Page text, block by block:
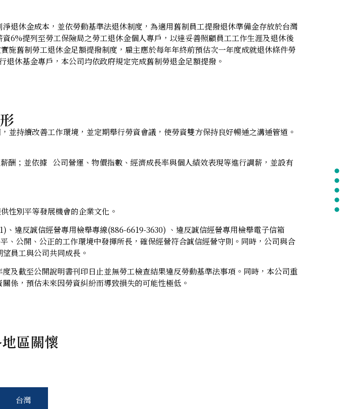
退休金成本，並依勞動基準法退休制度，為適用舊制員工提撥退休準備金存放於台灣
6%提列至勞工保險局之勞工退休金個人專戶，以達妥善照顧員工工作生涯及退休後
舊制勞工退休金足額提撥制度，雇主應於每年年終前預估次一年度成就退休條件勞
休基金專戶，本公司均依政府規定完成舊制勞退金足額提撥。
持續改善工作環境，並定期舉行勞資會議，使勞資雙方保持良好暢通之溝通管道。
酬；並依據 公司營運、物價指數、經濟成長率與個人績效表現等進行調薪，並設有
性別平等發展機會的企業文化。
違反誠信經營專用檢舉專線(886-6619-3630) 、違反誠信經營專用檢舉電子信箱
公開、公正的工作環境中發揮所長，確保經營符合誠信經營守則。同時，公司與合
員工與公司共同成長。
及截至公開說明書刊印日止並無勞工檢查結果違反勞動基準法事項。同時，本公司重
係，預估未來因勞資糾紛而導致損失的可能性極低。
區關懷
台灣